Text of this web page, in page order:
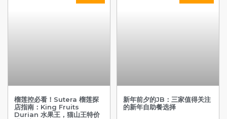
榴莲控必看！Sutera 榴莲探
店指南：King Fruits
Durian 水果王，猫山王特价
新年前夕的JB：三家值得关注
的新年自助餐选择